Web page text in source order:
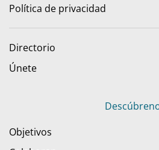
Política de privacidad
Directorio
Únete
Objetivos